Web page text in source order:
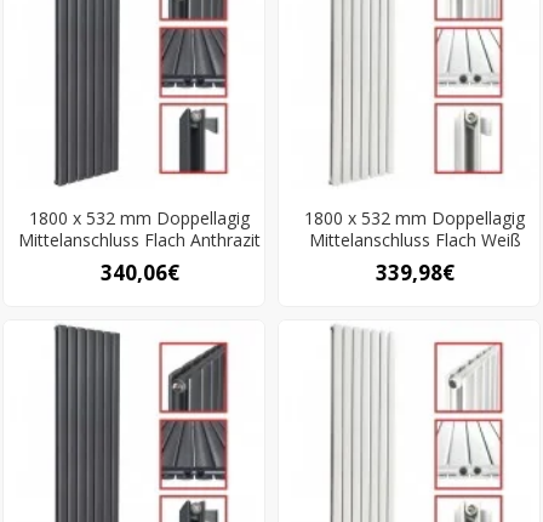
1800 x 532 mm Doppellagig
Mittelanschluss Flach Anthrazit
340,06€
1800 x 532 mm Doppellagig
Mittelanschluss Flach Weiß
339,98€